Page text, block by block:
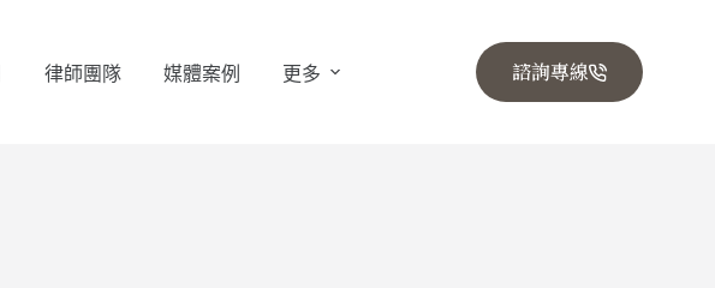
律師團隊 媒體案例 更多 諮詢專線